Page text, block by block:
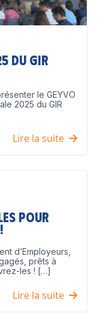
du GIR
le GEYVO
2025 du GIR
Lire la suite
pour
d’Employeurs,
prêts à
les ! […]
Lire la suite